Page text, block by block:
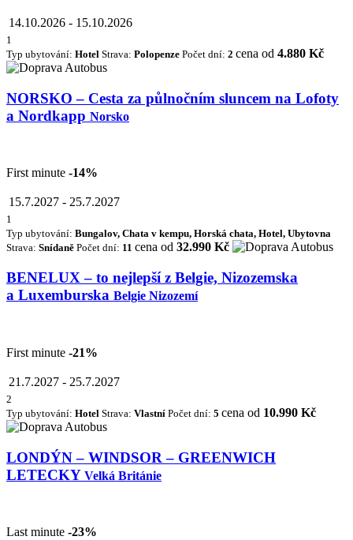
14.10.2026 - 15.10.2026
1
Typ ubytování: Hotel Strava: Polopenze Počet dní: 2 cena od 4.880 Kč
NORSKO – Cesta za půlnočním sluncem na Lofoty
a Nordkapp Norsko
First minute -14%
15.7.2027 - 25.7.2027
1
Typ ubytování: Bungalov, Chata v kempu, Horská chata, Hotel, Ubytovna
Strava: Snídaně Počet dní: 11 cena od 32.990 Kč
BENELUX – to nejlepší z Belgie, Nizozemska
a Luxemburska Belgie Nizozemí
First minute -21%
21.7.2027 - 25.7.2027
2
Typ ubytování: Hotel Strava: Vlastní Počet dní: 5 cena od 10.990 Kč
LONDÝN – WINDSOR – GREENWICH
LETECKY Velká Británie
Last minute -23%